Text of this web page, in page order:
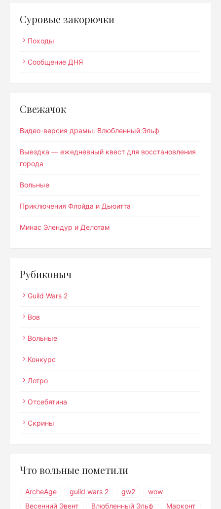
Суровые закорючки
Походы
Сообщение ДНЯ
Свежачок
Видео-версия драмы: Влюбленный Эльф
Выездка — ежедневный квест для восстановления
города
Вольные
Приключения Флойда и Дьюитта
Минас Элендур и Делотам
Рубиконыч
Guild Wars 2
Вов
Вольные
Конкурс
Лотро
Отсебятина
Скрины
Что вольные пометили
ArcheAge guild wars 2 gw2
wow
Весенний Эвент
Влюбленный Эльф Марконт